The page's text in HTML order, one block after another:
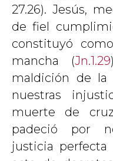
27.26). Jesús,
de fiel
constituyó
mancha (Jn.1.29
maldición de
nuestras
muerte de
padeció por
justicia